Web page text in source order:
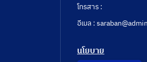
โทรสาร :
อีเมล :
นโยบาย